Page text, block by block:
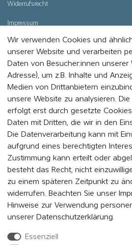
Widerrufsrecht
Impressum
Datenschutz
Cookie - Einstellungen
WERDE MITGLIED UND BLEIBE
LAUFENDEN
Indem Du auf „MITMACHEN“ klickst,
als Mitglied vom EVENaBAG Newsletter,
Werbeangebote zu erhalten.
Hiermit bestätige ich, dass ich die
FOLGE UNS
Wir verwenden Cookies und
unserer Website und verarbeiten
Daten von Besucher:innen unserer
Adresse), um z.B. Inhalte und
Medien von Drittanbietern
unsere Website zu analysieren.
erfolgt erst durch gesetzte
Daten mit Dritten, die wir in den
Die Datenverarbeitung kann mit
aufgrund eines berechtigten
Zustimmung kann erteilt oder
besteht das Recht, nicht
zu einem späteren Zeitpunkt zu
widerrufen. Beachten Sie unser
Hinweise zur Verwendung
unserer Daten­schutz­erklärung
Essenziell